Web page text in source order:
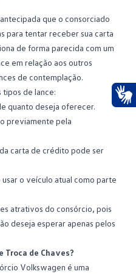
que o consorciado
para tentar receber sua carta
de forma parecida com um
em relação aos outros
de contemplação.
de lance:
quanto deseja oferecer.
previamente pela
carta de crédito pode ser
usar o veículo atual como parte
atrativos do consórcio, pois
deseja esperar apenas pelos
Troca de Chaves?
Volkswagen é uma